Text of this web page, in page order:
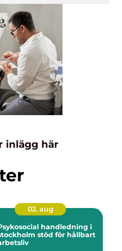
inlägg här
02. aug
handledning i
stöd för hållbart